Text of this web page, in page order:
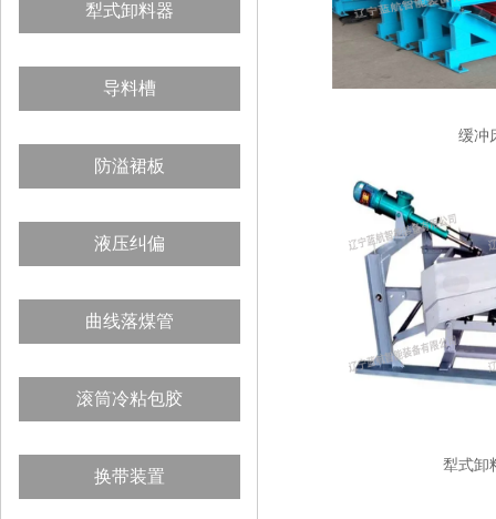
犁式卸料器
导料槽
防溢裙板
液压纠偏
曲线落煤管
滚筒冷粘包胶
换带装置
缓冲
犁式卸